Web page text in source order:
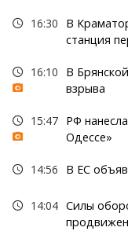
16:30
В
станция
16:10
В
взрыва
15:47 РФ
Одессе»
14:56 В ЕС
14:04 Силы